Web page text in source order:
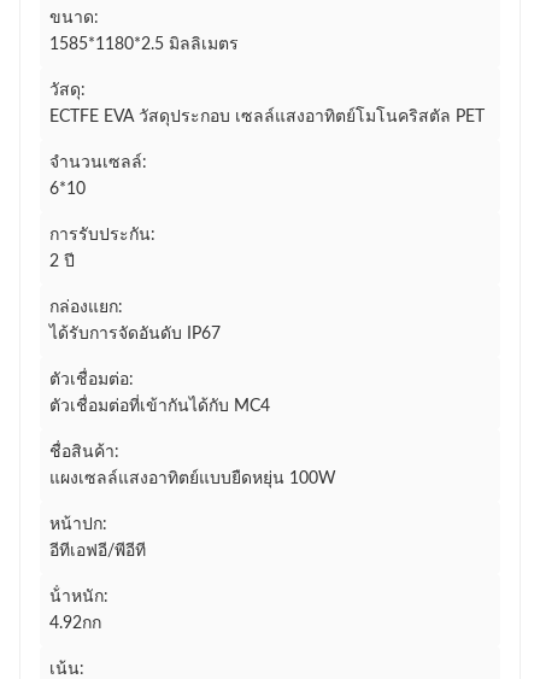
ขนาด:
1585*1180*2.5 มิลลิเมตร
วัสดุ:
ECTFE EVA วัสดุประกอบ เซลล์แสงอาทิตย์โมโนคริสตัล PET
จำนวนเซลล์:
6*10
การรับประกัน:
2 ปี
กล่องแยก:
ได้รับการจัดอันดับ IP67
ตัวเชื่อมต่อ:
ตัวเชื่อมต่อที่เข้ากันได้กับ MC4
ชื่อสินค้า:
แผงเซลล์แสงอาทิตย์แบบยืดหยุ่น 100W
หน้าปก:
อีทีเอฟอี/พีอีที
น้ําหนัก:
4.92กก
เน้น: